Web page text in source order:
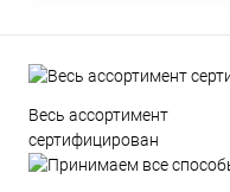
Весь ассортимент
сертифицирован